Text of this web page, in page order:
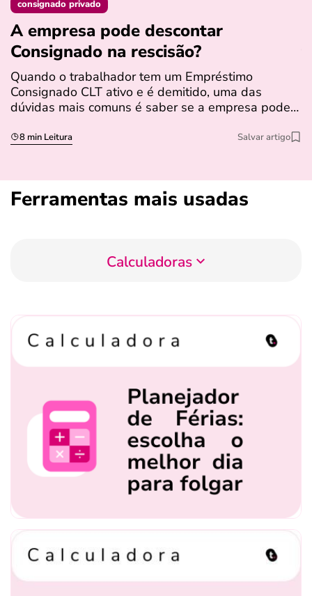
consignado privado
A empresa pode descontar
Consignado na rescisão​?
Quando o trabalhador tem um Empréstimo
Consignado CLT ativo e é demitido, uma das
dúvidas mais comuns é saber se a empresa pode…
8 min Leitura Salvar artigo
Ferramentas mais usadas
Calculadoras